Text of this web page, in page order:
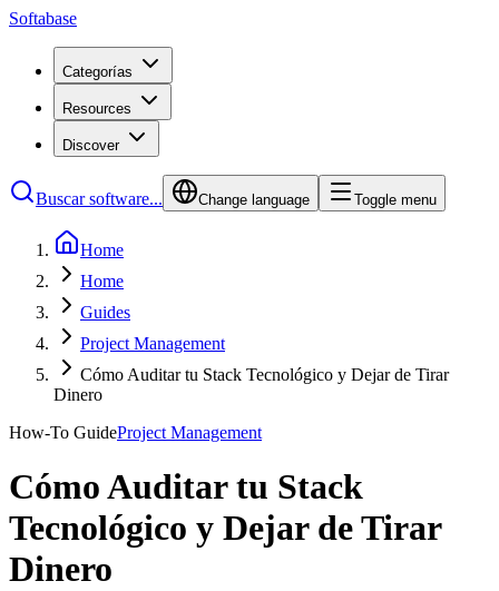
Softabase
Categorías
Resources
Discover
Buscar software... Change language Toggle menu
Home
Home
Guides
Project Management
Cómo Auditar tu Stack Tecnológico y Dejar de Tirar
Dinero
How-To GuideProject Management
Cómo Auditar tu Stack
Tecnológico y Dejar de Tirar
Dinero